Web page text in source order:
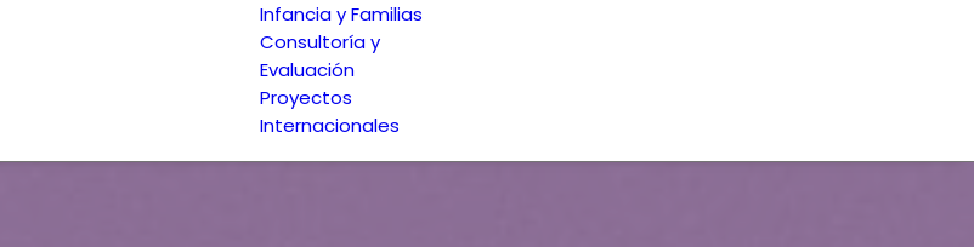
Infancia y Familias
Consultoría y
Evaluación
Proyectos
Internacionales